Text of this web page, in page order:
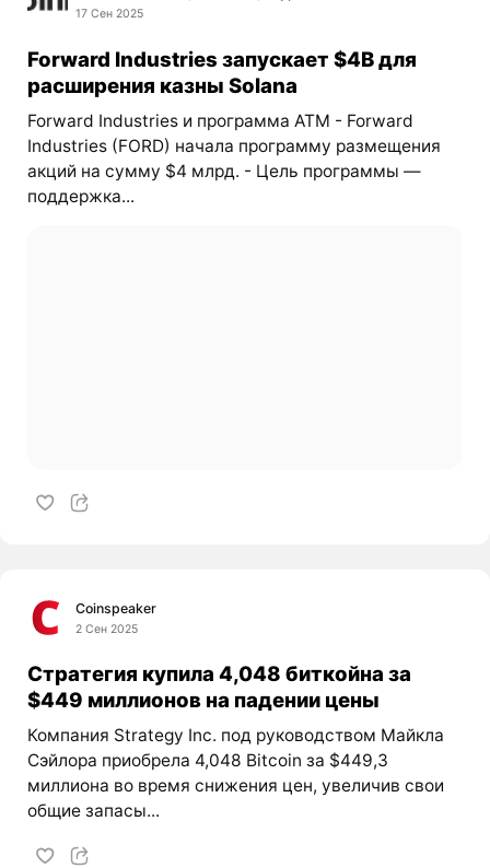
17 Сен 2025
Forward Industries запускает $4B для
расширения казны Solana
Forward Industries и программа ATM - Forward
Industries (FORD) начала программу размещения
акций на сумму $4 млрд. - Цель программы —
поддержка...
Coinspeaker
2 Сен 2025
Стратегия купила 4,048 биткойна за
$449 миллионов на падении цены
Компания Strategy Inc. под руководством Майкла
Сэйлора приобрела 4,048 Bitcoin за $449,3
миллиона во время снижения цен, увеличив свои
общие запасы...